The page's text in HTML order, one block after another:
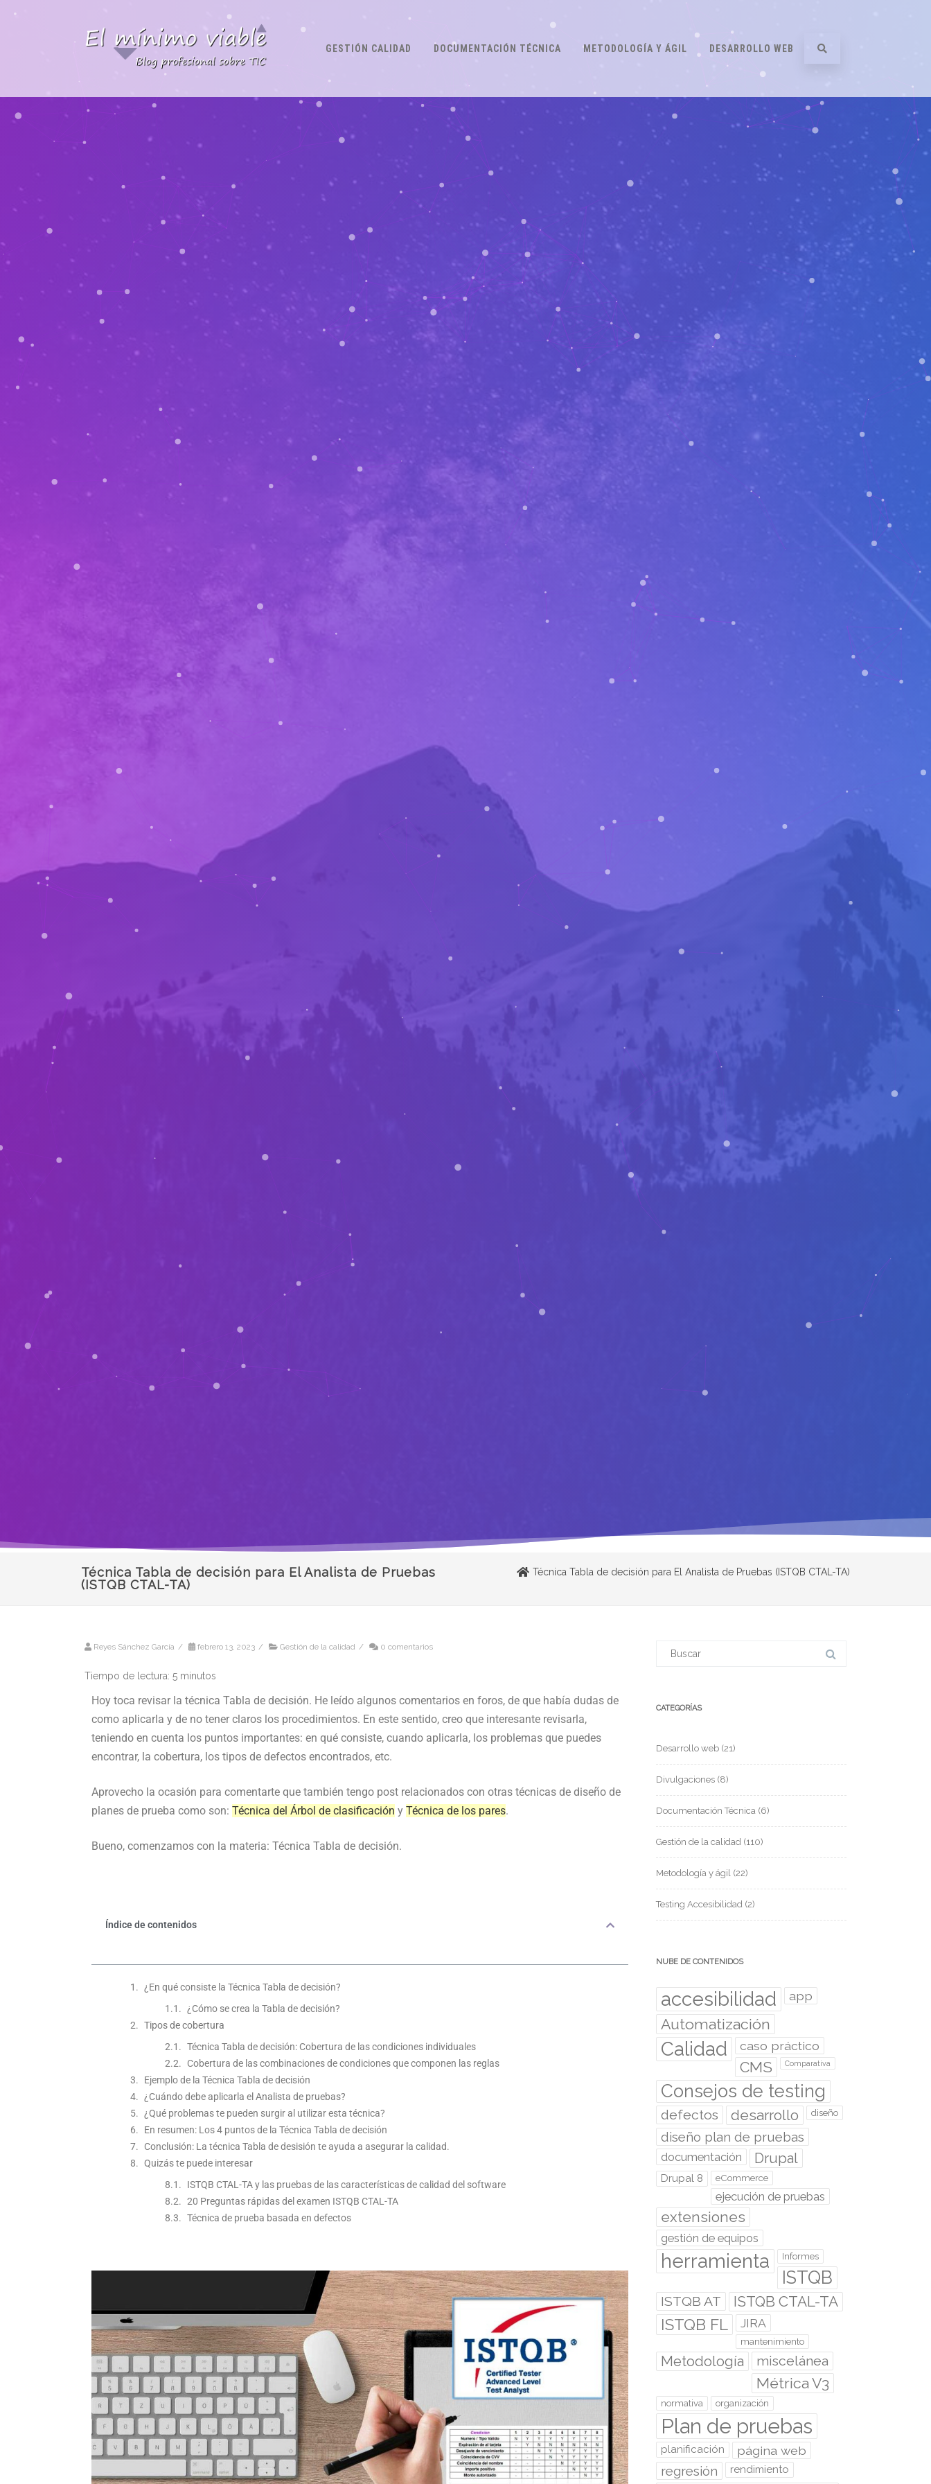
GESTIÓN CALIDAD DOCUMENTACIÓN TÉCNICA METODOLOGÍA Y ÁGIL DESARROLLO WEB
Técnica Tabla de decisión para El Analista de Pruebas
(ISTQB CTAL-TA)
Técnica Tabla de decisión para El Analista de Pruebas (ISTQB CTAL-TA)
Reyes Sánchez García / febrero 13, 2023 / Gestión de la calidad / 0 comentarios
Tiempo de lectura: 5 minutos
Hoy toca revisar la técnica Tabla de decisión. He leído algunos comentarios en foros, de que había dudas de
como aplicarla y de no tener claros los procedimientos. En este sentido, creo que interesante revisarla,
teniendo en cuenta los puntos importantes: en qué consiste, cuando aplicarla, los problemas que puedes
encontrar, la cobertura, los tipos de defectos encontrados, etc.
Aprovecho la ocasión para comentarte que también tengo post relacionados con otras técnicas de diseño de
planes de prueba como son: Técnica del Árbol de clasificación y Técnica de los pares.
Bueno, comenzamos con la materia: Técnica Tabla de decisión.
Índice de contenidos
¿En qué consiste la Técnica Tabla de decisión?
¿Cómo se crea la Tabla de decisión?
Tipos de cobertura
Técnica Tabla de decisión: Cobertura de las condiciones individuales
Cobertura de las combinaciones de condiciones que componen las reglas
Ejemplo de la Técnica Tabla de decisión
¿Cuándo debe aplicarla el Analista de pruebas?
¿Qué problemas te pueden surgir al utilizar esta técnica?
En resumen: Los 4 puntos de la Técnica Tabla de decisión
Conclusión: La técnica Tabla de desisión te ayuda a asegurar la calidad.
Quizás te puede interesar
ISTQB CTAL-TA y las pruebas de las características de calidad del software
20 Preguntas rápidas del examen ISTQB CTAL-TA
Técnica de prueba basada en defectos
CATEGORÍAS
Desarrollo web (21)
Divulgaciones (8)
Documentación Técnica (6)
Gestión de la calidad (110)
Metodología y ágil (22)
Testing Accesibilidad (2)
NUBE DE CONTENIDOS
accesibilidad app
Automatización
Calidad caso práctico
CMS Comparativa
Consejos de testing
defectos desarrollo diseño
diseño plan de pruebas
documentación Drupal
Drupal 8 eCommerce
ejecución de pruebas
extensiones
gestión de equipos
herramienta Informes
ISTQB
ISTQB AT ISTQB CTAL-TA
ISTQB FL JIRA
mantenimiento
Metodología miscelánea
Métrica V3
normativa organización
Plan de pruebas
planificación página web
regresión rendimiento